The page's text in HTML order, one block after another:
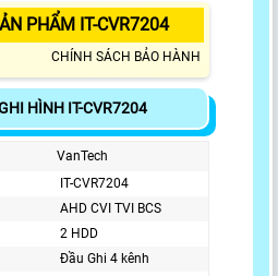
PHẨM IT-CVR7204
CHÍNH SÁCH BẢO HÀNH
HÌNH IT-CVR7204
VanTech
IT-CVR7204
AHD CVI TVI BCS
2 HDD
Đầu Ghi 4 kênh